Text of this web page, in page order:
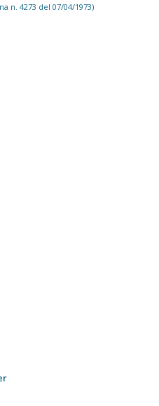
n. 4273 del 07/04/1973)